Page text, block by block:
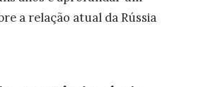
a relação atual da Rússia